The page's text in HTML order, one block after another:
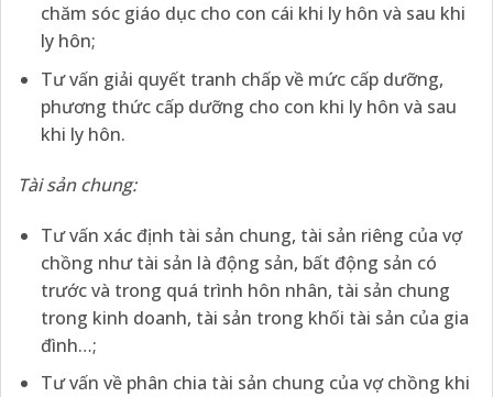
chăm sóc giáo dục cho con cái khi ly hôn và sau khi
ly hôn;
Tư vấn giải quyết tranh chấp về mức cấp dưỡng,
phương thức cấp dưỡng cho con khi ly hôn và sau
khi ly hôn.
Tài sản chung:
Tư vấn xác định tài sản chung, tài sản riêng của vợ
chồng như tài sản là động sản, bất động sản có
trước và trong quá trình hôn nhân, tài sản chung
trong kinh doanh, tài sản trong khối tài sản của gia
đình…;
Tư vấn về phân chia tài sản chung của vợ chồng khi